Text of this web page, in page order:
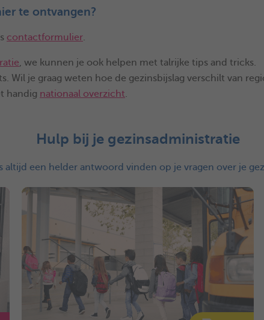
te ontvangen?
contactformulier.
, we kunnen je ook helpen met talrijke tips and tricks.
Wil je graag weten hoe de gezinsbijslag verschilt van
handig nationaal overzicht.
Hulp bij je gezinsadministratie
altijd een helder antwoord vinden op je vragen over je